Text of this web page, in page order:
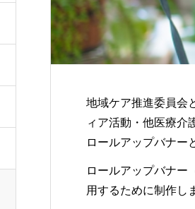
地域ケア推進委員会
ィア活動・他医療介
ロールアップバナー
ロールアップバナ
用するために制作し